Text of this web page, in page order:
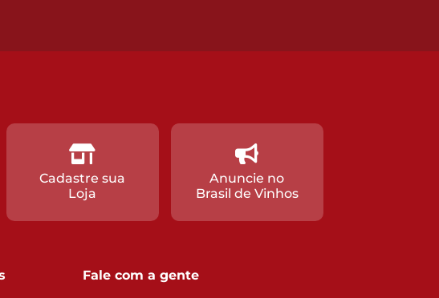
Cadastre sua
Loja
Anuncie no
Brasil de Vinhos
Fale com a gente